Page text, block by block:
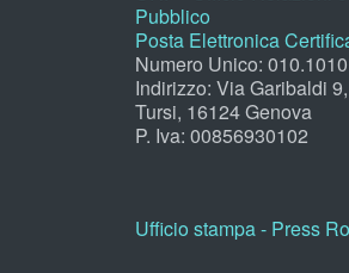
Pubblico
Posta Elettronica
Numero Unico: 010.1010
Indirizzo: Via Garibaldi
Tursi, 16124 Genova
P. Iva: 00856930102
Ufficio stampa - Press